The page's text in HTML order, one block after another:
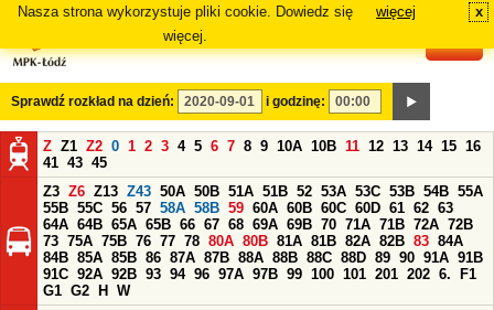
Nasza strona wykorzystuje pliki cookie. Dowiedz się
więcej.
więcej x
Sprawdź rozkład na dzień: i godzinę:
Z Z1 Z2 0 1 2 3 4 5 6 7 8 9 10A 10B 11 12 13 14 15 16
41 43 45
Z3 Z6 Z13 Z43 50A 50B 51A 51B 52 53A 53C 53B 54B 55A
55B 55C 56 57 58A 58B 59 60A 60B 60C 60D 61 62 63
64A 64B 65A 65B 66 67 68 69A 69B 70 71A 71B 72A 72B
73 75A 75B 76 77 78 80A 80B 81A 81B 82A 82B 83 84A
84B 85A 85B 86 87A 87B 88A 88B 88C 88D 89 90 91A 91B
91C 92A 92B 93 94 96 97A 97B 99 100 101 201 202 6.
F1
G1 G2 H
W